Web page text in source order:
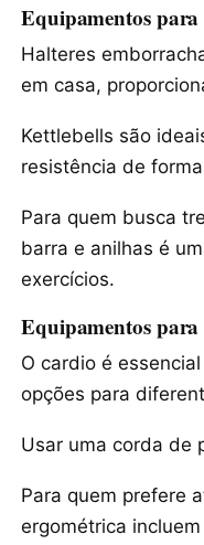
Equipamentos
Halteres
em casa,
Kettlebells são
resistência de
Para quem busca
barra e anilhas é
exercícios.
Equipamentos
O cardio é
opções para
Usar uma corda de
Para quem prefere
ergométrica